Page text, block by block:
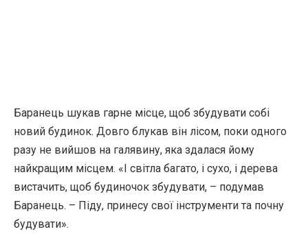
Баранець шукав гарне місце, щоб збудувати собі
новий будинок. Довго блукав він лісом, поки одного
разу не вийшов на галявину, яка здалася йому
найкращим місцем. «І світла багато, і сухо, і дерева
вистачить, щоб будиночок збудувати, – подумав
Баранець. – Піду, принесу свої інструменти та почну
будувати».